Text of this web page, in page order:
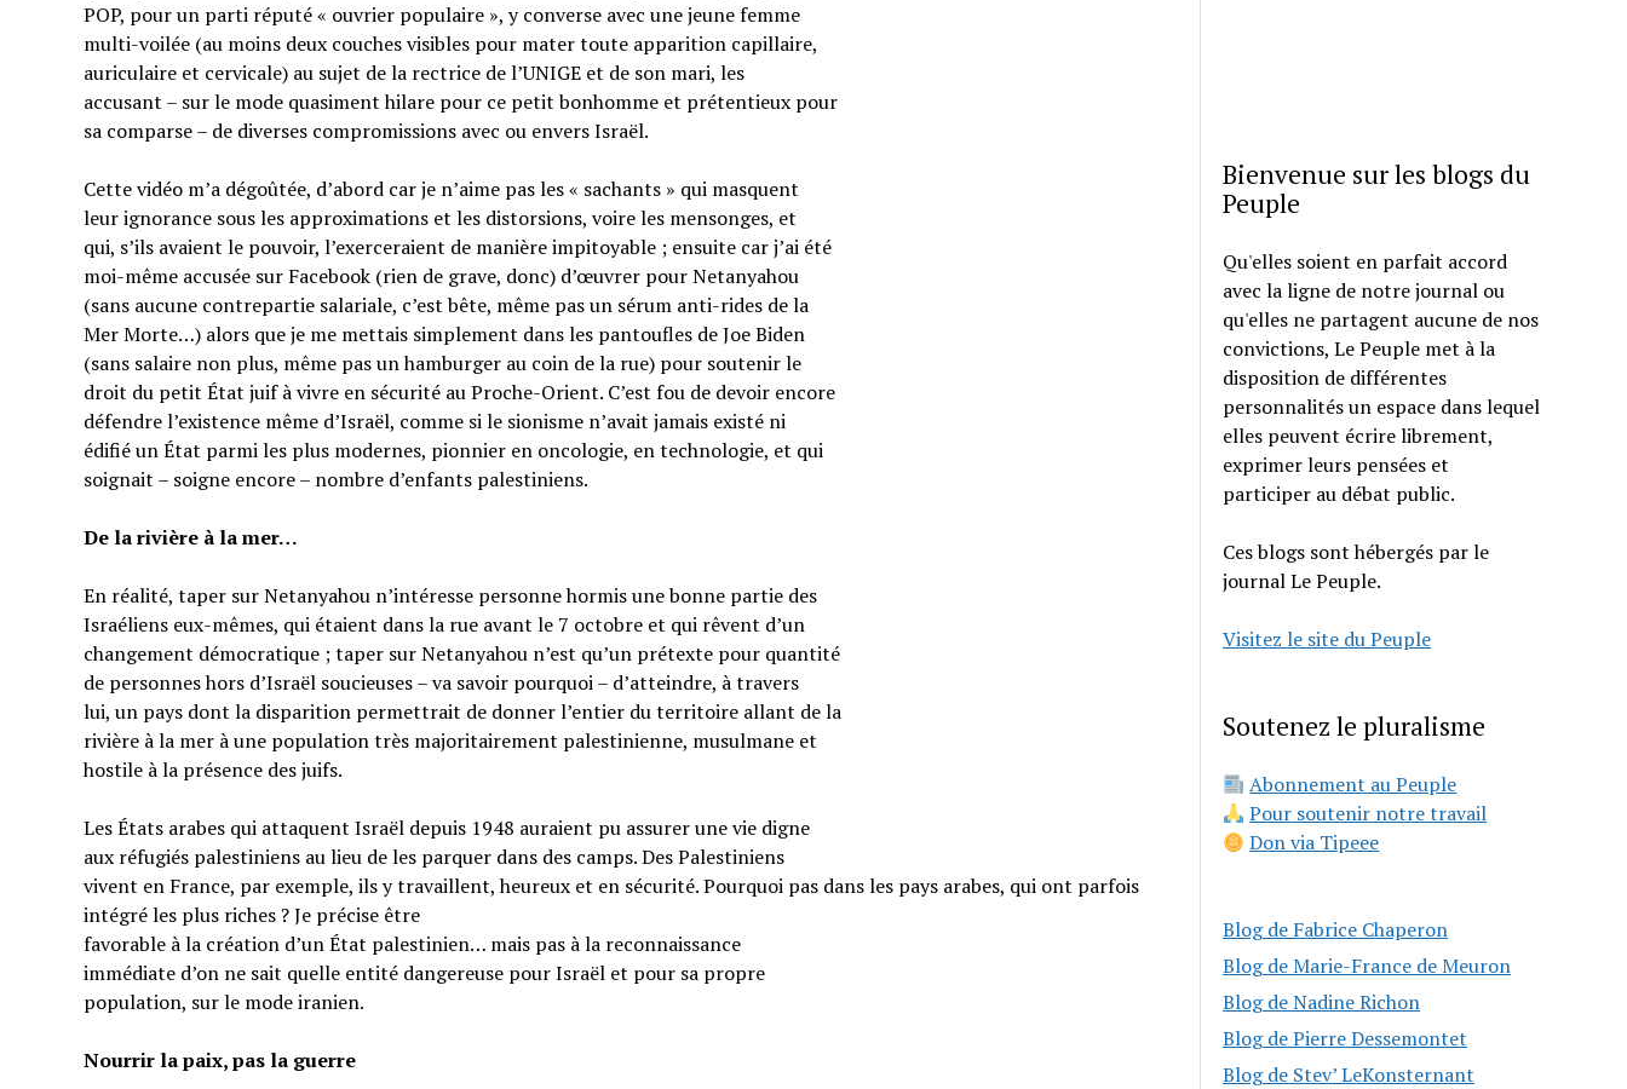
POP, pour un parti réputé « ouvrier populaire », y converse avec une jeune femme
multi-voilée (au moins deux couches visibles pour mater toute apparition capillaire,
auriculaire et cervicale) au sujet de la rectrice de l’UNIGE et de son mari, les
accusant – sur le mode quasiment hilare pour ce petit bonhomme et prétentieux pour
sa comparse – de diverses compromissions avec ou envers Israël.
Cette vidéo m’a dégoûtée, d’abord car je n’aime pas les « sachants » qui masquent
leur ignorance sous les approximations et les distorsions, voire les mensonges, et
qui, s’ils avaient le pouvoir, l’exerceraient de manière impitoyable ; ensuite car j’ai été
moi-même accusée sur Facebook (rien de grave, donc) d’œuvrer pour Netanyahou
(sans aucune contrepartie salariale, c’est bête, même pas un sérum anti-rides de la
Mer Morte…) alors que je me mettais simplement dans les pantoufles de Joe Biden
(sans salaire non plus, même pas un hamburger au coin de la rue) pour soutenir le
droit du petit État juif à vivre en sécurité au Proche-Orient. C’est fou de devoir encore
défendre l’existence même d’Israël, comme si le sionisme n’avait jamais existé ni
édifié un État parmi les plus modernes, pionnier en oncologie, en technologie, et qui
soignait – soigne encore – nombre d’enfants palestiniens.
De la rivière à la mer…
En réalité, taper sur Netanyahou n’intéresse personne hormis une bonne partie des
Israéliens eux-mêmes, qui étaient dans la rue avant le 7 octobre et qui rêvent d’un
changement démocratique ; taper sur Netanyahou n’est qu’un prétexte pour quantité
de personnes hors d’Israël soucieuses – va savoir pourquoi – d’atteindre, à travers
lui, un pays dont la disparition permettrait de donner l’entier du territoire allant de la
rivière à la mer à une population très majoritairement palestinienne, musulmane et
hostile à la présence des juifs.
Les États arabes qui attaquent Israël depuis 1948 auraient pu assurer une vie digne
aux réfugiés palestiniens au lieu de les parquer dans des camps. Des Palestiniens
vivent en France, par exemple, ils y travaillent, heureux et en sécurité. Pourquoi pas dans les pays arabes, qui ont parfois
intégré les plus riches ? Je précise être
favorable à la création d’un État palestinien… mais pas à la reconnaissance
immédiate d’on ne sait quelle entité dangereuse pour Israël et pour sa propre
population, sur le mode iranien.
Nourrir la paix, pas la guerre
Bienvenue sur les blogs du
Peuple
Qu'elles soient en parfait accord
avec la ligne de notre journal ou
qu'elles ne partagent aucune de nos
convictions, Le Peuple met à la
disposition de différentes
personnalités un espace dans lequel
elles peuvent écrire librement,
exprimer leurs pensées et
participer au débat public.
Ces blogs sont hébergés par le
journal Le Peuple.
Visitez le site du Peuple
Soutenez le pluralisme
Abonnement au Peuple
Pour soutenir notre travail
Don via Tipeee
Blog de Fabrice Chaperon
Blog de Marie-France de Meuron
Blog de Nadine Richon
Blog de Pierre Dessemontet
Blog de Stev’ LeKonsternant